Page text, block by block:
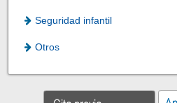
Seguridad infantil
Otros